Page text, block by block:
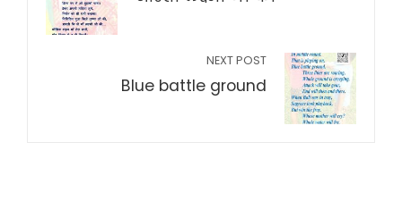
NEXT POST
Blue battle ground